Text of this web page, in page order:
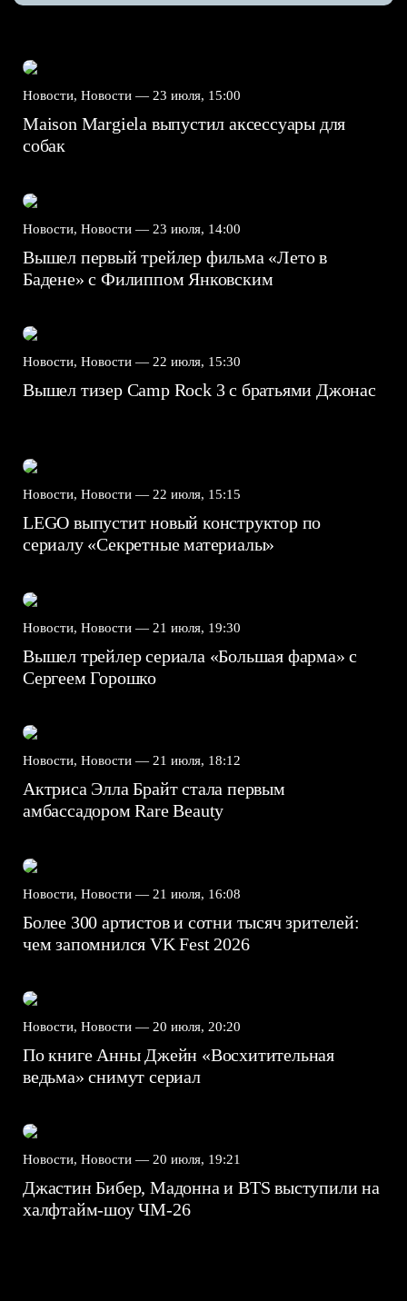
Новости, Новости — 23 июля, 15:00
Maison Margiela выпустил аксессуары для
собак
Новости, Новости — 23 июля, 14:00
Вышел первый трейлер фильма «Лето в
Бадене» с Филиппом Янковским
Новости, Новости — 22 июля, 15:30
Вышел тизер Camp Rock 3 с братьями Джонас
Новости, Новости — 22 июля, 15:15
LEGO выпустит новый конструктор по
сериалу «Секретные материалы»
Новости, Новости — 21 июля, 19:30
Вышел трейлер сериала «Большая фарма» с
Сергеем Горошко
Новости, Новости — 21 июля, 18:12
Актриса Элла Брайт стала первым
амбассадором Rare Beauty
Новости, Новости — 21 июля, 16:08
Более 300 артистов и сотни тысяч зрителей:
чем запомнился VK Fest 2026
Новости, Новости — 20 июля, 20:20
По книге Анны Джейн «Восхитительная
ведьма» снимут сериал
Новости, Новости — 20 июля, 19:21
Джастин Бибер, Мадонна и BTS выступили на
халфтайм-шоу ЧМ-26